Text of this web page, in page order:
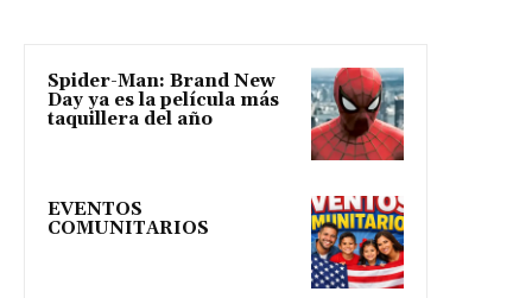
Spider-Man: Brand New
Day ya es la película más
taquillera del año
EVENTOS
COMUNITARIOS